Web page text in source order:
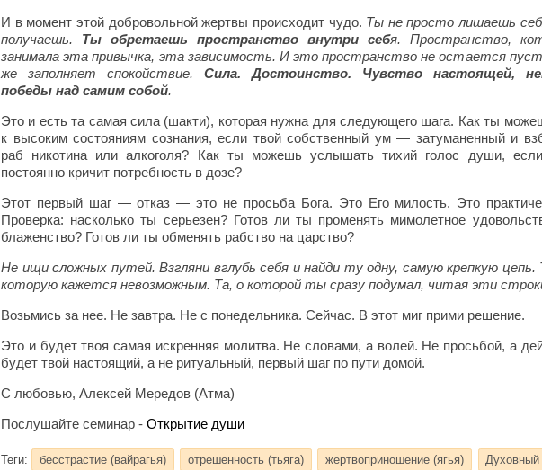
И в момент этой добровольной жертвы происходит чудо. Ты не просто лишаешь
получаешь. Ты обретаешь пространство внутри себя. Пространство,
занимала эта привычка, эта зависимость. И это пространство не остается
же заполняет спокойствие. Сила. Достоинство. Чувство настоящей,
победы над самим собой.
Это и есть та самая сила (шакти), которая нужна для следующего шага. Как ты
к высоким состояниям сознания, если твой собственный ум — затуманенный и
раб никотина или алкоголя? Как ты можешь услышать тихий голос души,
постоянно кричит потребность в дозе?
Этот первый шаг — отказ — это не просьба Бога. Это Его милость. Это
Проверка: насколько ты серьезен? Готов ли ты променять мимолетное
блаженство? Готов ли ты обменять рабство на царство?
Не ищи сложных путей. Взгляни вглубь себя и найди ту одну, самую крепкую цепь.
которую кажется невозможным. Та, о которой ты сразу подумал, читая эти
Возьмись за нее. Не завтра. Не с понедельника. Сейчас. В этот миг прими решение.
Это и будет твоя самая искренняя молитва. Не словами, а волей. Не просьбой, а
будет твой настоящий, а не ритуальный, первый шаг по пути домой.
С любовью, Алексей Мередов (Атма)
Послушайте семинар - Открытие души
Теги: бесстрастие (вайрагья) отрешенность (тьяга) жертвоприношение (ягья) Духовный